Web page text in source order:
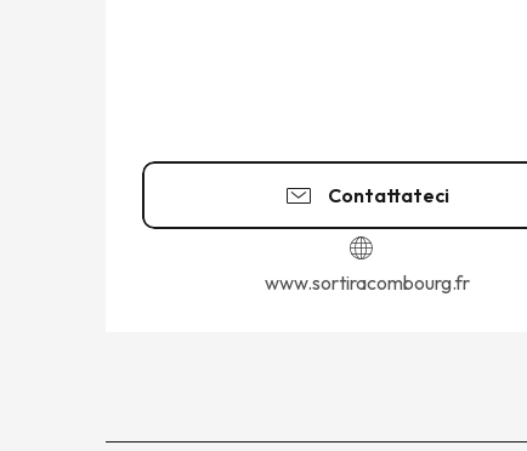
Contattateci
www.sortiracombourg.fr